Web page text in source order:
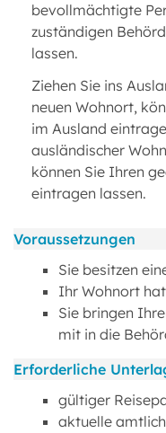
bevollmächtigte
zuständigen
lassen.
Ziehen Sie ins
neuen Wohnort,
im Ausland
ausländischer
können Sie Ihren
eintragen lassen.
Voraussetzungen
Sie besitzen
Ihr Wohnort
Sie bringen
mit in die
Erforderliche
gültiger
aktuelle